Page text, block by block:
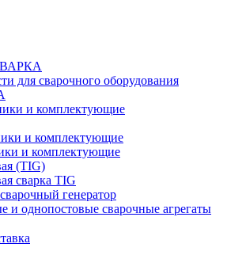
для сварочного оборудования
и комплектующие
и комплектующие
и комплектующие
(TIG)
сварка TIG
генератор
и однопостовые сварочные агрегаты